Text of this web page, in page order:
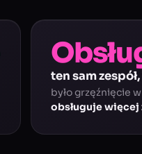
ten sam
było grzęźnięcie
obsługuje więcej